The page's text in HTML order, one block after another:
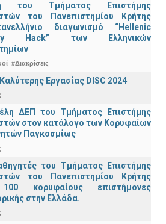
του Τμήματος Επιστήμης
του Πανεπιστημίου Κρήτης
διαγωνισμό “Hellenic
Hack” των Ελληνικών
#Διακρίσεις
Εργασίας DISC 2024
ΔΕΠ του Τμήματος Επιστήμης
στον κατάλογο των Κορυφαίων
Παγκοσμίως
του Τμήματος Επιστήμης
του Πανεπιστημίου Κρήτης
κορυφαίους επιστήμονες
στην Ελλάδα.